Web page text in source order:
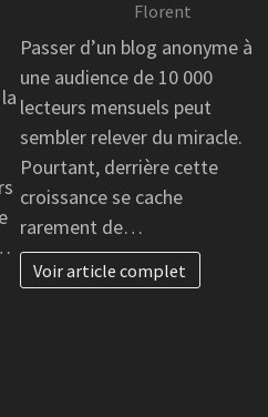
Florent
Passer d’un blog anonyme à
une audience de 10 000
lecteurs mensuels peut
sembler relever du miracle.
Pourtant, derrière cette
croissance se cache
rarement de…
Voir article complet